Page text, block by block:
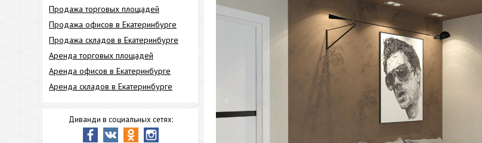
Продажа торговых площадей
Продажа офисов в Екатеринбурге
Продажа складов в Екатеринбурге
Аренда торговых площадей
Аренда офисов в Екатеринбурге
Аренда складов в Екатеринбурге
Диванди в социальных сетях: